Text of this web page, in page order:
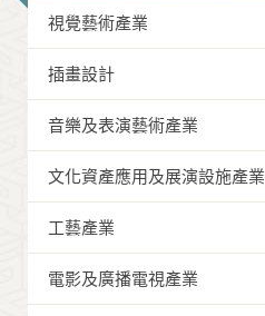
視覺藝術產業
插畫設計
音樂及表演藝術產業
文化資產應用及展演設施產業
工藝產業
電影及廣播電視產業